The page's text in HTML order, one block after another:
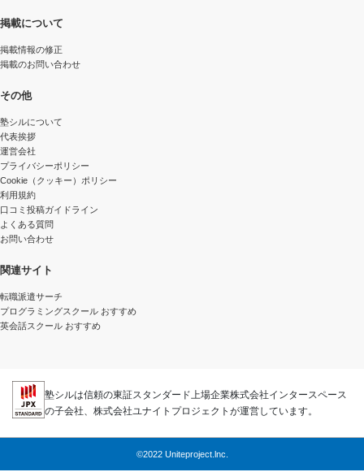
掲載について
掲載情報の修正
掲載のお問い合わせ
その他
塾シルについて
代表挨拶
運営会社
プライバシーポリシー
Cookie（クッキー）ポリシー
利用規約
口コミ投稿ガイドライン
よくある質問
お問い合わせ
関連サイト
転職派遣サーチ
プログラミングスクール おすすめ
英会話スクール おすすめ
塾シルは信頼の東証スタンダード上場企業株式会社インタースペース
の子会社、株式会社ユナイトプロジェクトが運営しています。
©2022 Uniteproject.lnc.